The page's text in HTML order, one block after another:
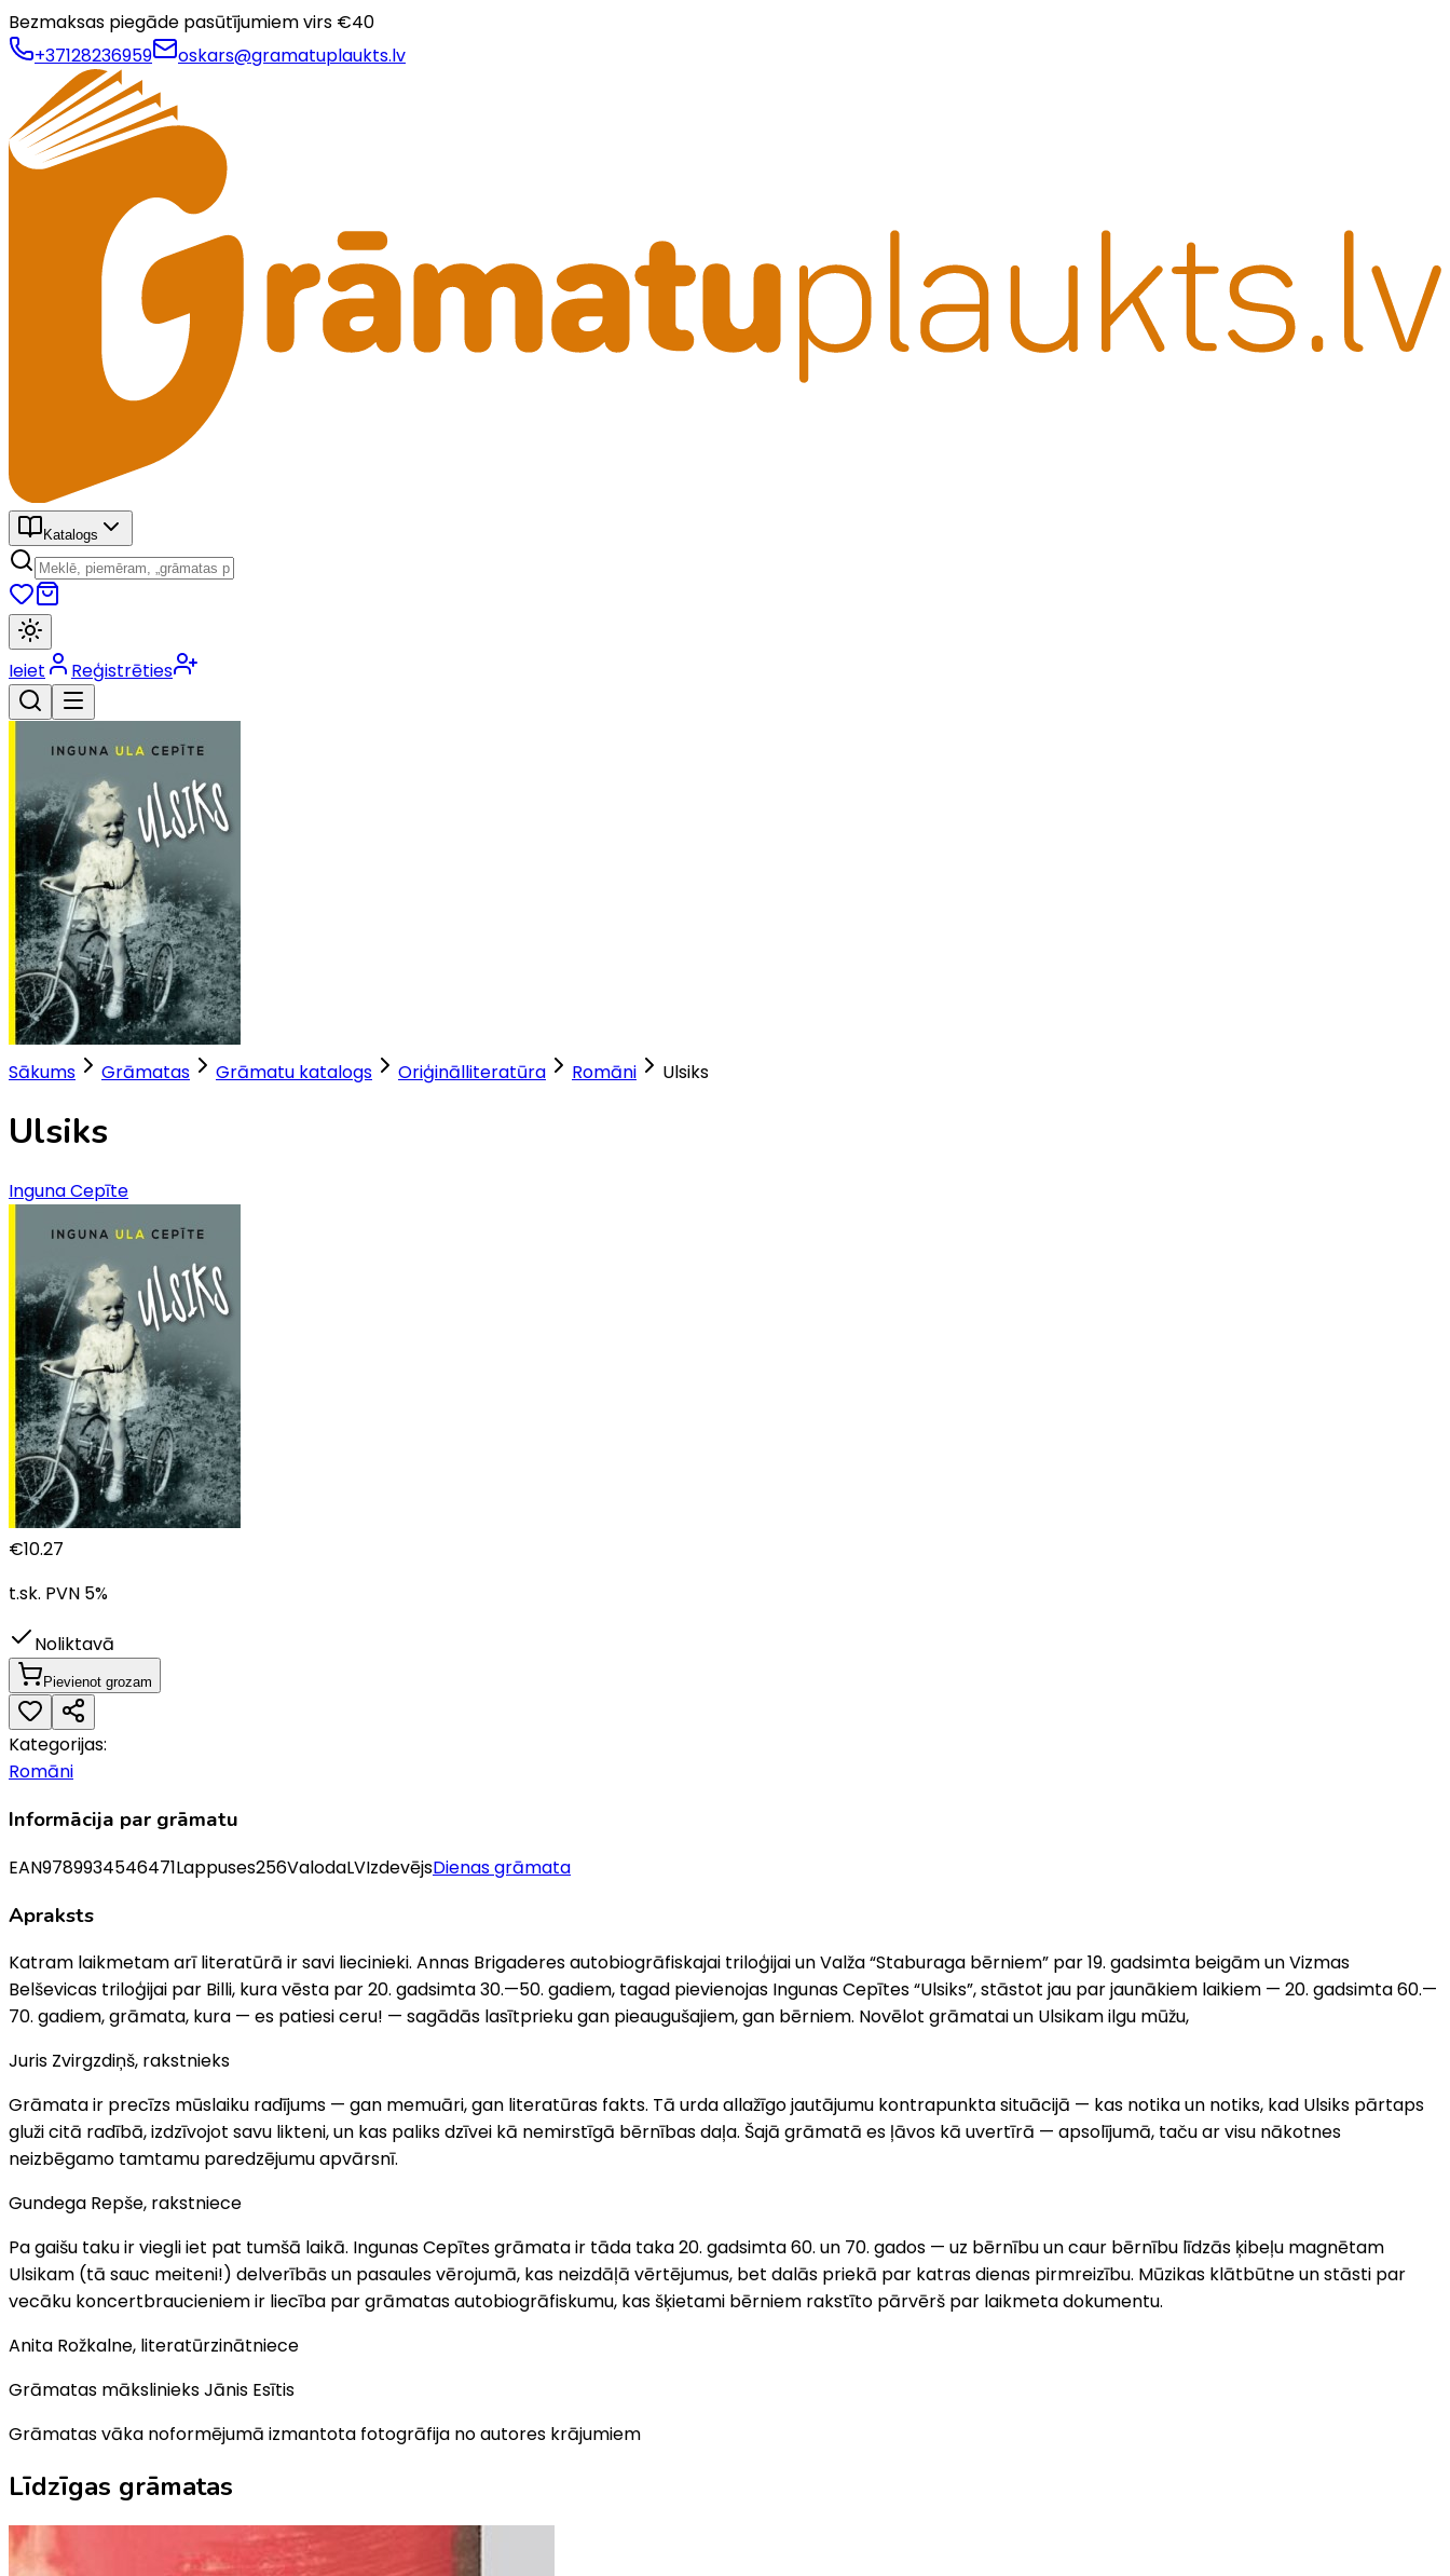
Bezmaksas piegāde pasūtījumiem virs €40
+37128236959
oskars@gramatuplaukts.lv
Katalogs
Ieiet Reģistrēties
Sākums Grāmatas Grāmatu katalogs Oriģinālliteratūra Romāni Ulsiks
Ulsiks
Inguna Cepīte
€10.27
t.sk. PVN 5%
Noliktavā
Pievienot grozam
Kategorijas:
Romāni
Informācija par grāmatu
EAN9789934546471Lappuses256ValodaLVIzdevējsDienas grāmata
Apraksts
Katram laikmetam arī literatūrā ir savi liecinieki. Annas Brigaderes autobiogrāfiskajai triloģijai un Valža “Staburaga bērniem” par 19. gadsimta beigām un Vizmas
Belševicas triloģijai par Billi, kura vēsta par 20. gadsimta 30.—50. gadiem, tagad pievienojas Ingunas Cepītes “Ulsiks”, stāstot jau par jaunākiem laikiem — 20. gadsimta 60.—
70. gadiem, grāmata, kura — es patiesi ceru! — sagādās lasītprieku gan pieaugušajiem, gan bērniem. Novēlot grāmatai un Ulsikam ilgu mūžu,
Juris Zvirgzdiņš, rakstnieks
Grāmata ir precīzs mūslaiku radījums — gan memuāri, gan literatūras fakts. Tā urda allažīgo jautājumu kontrapunkta situācijā — kas notika un notiks, kad Ulsiks pārtaps
gluži citā radībā, izdzīvojot savu likteni, un kas paliks dzīvei kā nemirstīgā bērnības daļa. Šajā grāmatā es ļāvos kā uvertīrā — apsolījumā, taču ar visu nākotnes
neizbēgamo tamtamu paredzējumu apvārsnī.
Gundega Repše, rakstniece
Pa gaišu taku ir viegli iet pat tumšā laikā. Ingunas Cepītes grāmata ir tāda taka 20. gadsimta 60. un 70. gados — uz bērnību un caur bērnību līdzās ķibeļu magnētam
Ulsikam (tā sauc meiteni!) delverībās un pasaules vērojumā, kas neizdāļā vērtējumus, bet dalās priekā par katras dienas pirmreizību. Mūzikas klātbūtne un stāsti par
vecāku koncertbraucieniem ir liecība par grāmatas autobiogrāfiskumu, kas šķietami bērniem rakstīto pārvērš par laikmeta dokumentu.
Anita Rožkalne, literatūrzinātniece
Grāmatas mākslinieks Jānis Esītis
Grāmatas vāka noformējumā izmantota fotogrāfija no autores krājumiem
Līdzīgas grāmatas